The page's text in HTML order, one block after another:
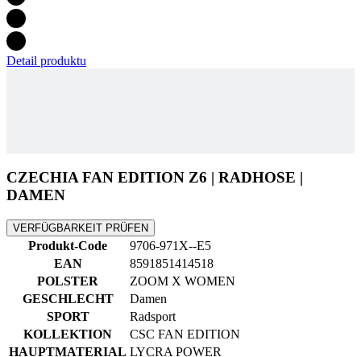
Produkt-Code
9706-971X--E5
EAN
GESCHLECHT
Damen
SPORT
Radsport
KOLLEKTION
CSC FAN EDITION
HAUPTMATERIAL
LYCRA POWER
GRÖSSE
5/XL
Zubehör
RIDE CARE | Chamois Cream 100 ml